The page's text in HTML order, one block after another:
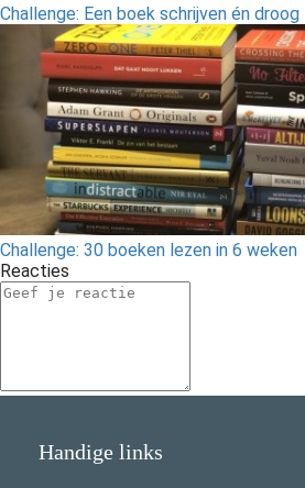
Challenge: Een boek schrijven én
Challenge: 30 boeken lezen in 6 weken
Reacties
Handige links